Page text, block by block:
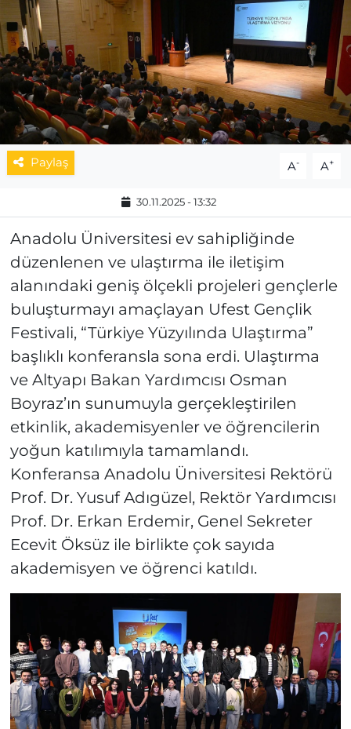
Paylaş A- A+
30.11.2025 - 13:32
Anadolu Üniversitesi ev sahipliğinde
düzenlenen ve ulaştırma ile iletişim
alanındaki geniş ölçekli projeleri gençlerle
buluşturmayı amaçlayan Ufest Gençlik
Festivali, “Türkiye Yüzyılında Ulaştırma”
başlıklı konferansla sona erdi. Ulaştırma
ve Altyapı Bakan Yardımcısı Osman
Boyraz’ın sunumuyla gerçekleştirilen
etkinlik, akademisyenler ve öğrencilerin
yoğun katılımıyla tamamlandı.
Konferansa Anadolu Üniversitesi Rektörü
Prof. Dr. Yusuf Adıgüzel, Rektör Yardımcısı
Prof. Dr. Erkan Erdemir, Genel Sekreter
Ecevit Öksüz ile birlikte çok sayıda
akademisyen ve öğrenci katıldı.
ESKİŞEHİRSPOR